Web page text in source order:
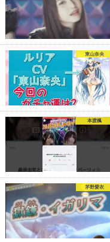
東山奈央
本渡楓
茅野愛衣